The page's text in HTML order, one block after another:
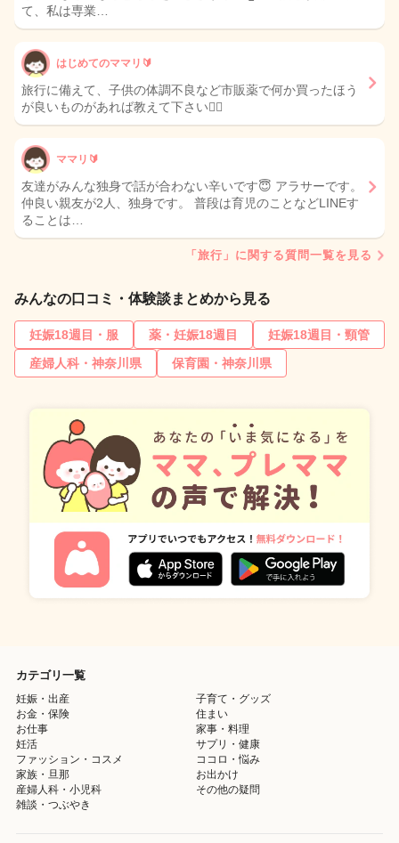
て、私は専業…
はじめてのママリ🔰
旅行に備えて、子供の体調不良など市販薬で何か買ったほう
が良いものがあれば教えて下さい🙇‍♀️
ママリ🔰
友達がみんな独身で話が合わない辛いです😇 アラサーです。
仲良い親友が2人、独身です。 普段は育児のことなどLINEす
ることは…
「旅行」に関する質問一覧を見る
みんなの口コミ・体験談まとめから見る
妊娠18週目・服 薬・妊娠18週目
妊娠18週目・頸管
産婦人科・神奈川県
保育園・神奈川県
カテゴリ一覧
妊娠・出産
子育て・グッズ
お金・保険
住まい
お仕事
家事・料理
妊活
サプリ・健康
ファッション・コスメ
ココロ・悩み
家族・旦那
お出かけ
産婦人科・小児科
その他の疑問
雑談・つぶやき